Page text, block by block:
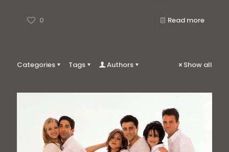
0 Read more
Categories Tags Authors Show all